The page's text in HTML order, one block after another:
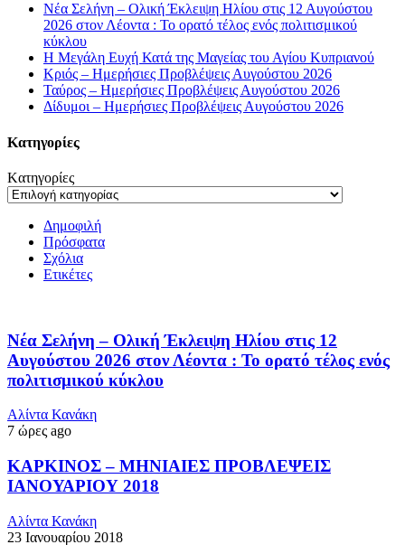
Νέα Σελήνη – Ολική Έκλειψη Ηλίου στις 12 Αυγούστου
2026 στον Λέοντα : Το ορατό τέλος ενός πολιτισμικού
κύκλου
Η Μεγάλη Ευχή Κατά της Μαγείας του Αγίου Κυπριανού
Κριός – Ημερήσιες Προβλέψεις Αυγούστου 2026
Ταύρος – Ημερήσιες Προβλέψεις Αυγούστου 2026
Δίδυμοι – Ημερήσιες Προβλέψεις Αυγούστου 2026
Kατηγορίες
Kατηγορίες
Δημοφιλή
Πρόσφατα
Σχόλια
Ετικέτες
Νέα Σελήνη – Ολική Έκλειψη Ηλίου στις 12
Αυγούστου 2026 στον Λέοντα : Το ορατό τέλος ενός
πολιτισμικού κύκλου
Αλίντα Κανάκη
7 ώρες ago
ΚΑΡΚΙΝΟΣ – ΜΗΝΙΑΙΕΣ ΠΡΟΒΛΕΨΕΙΣ
ΙΑΝΟΥΑΡΙΟΥ 2018
Αλίντα Κανάκη
23 Ιανουαρίου 2018